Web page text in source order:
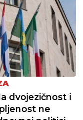
dvojezičnost i
ne